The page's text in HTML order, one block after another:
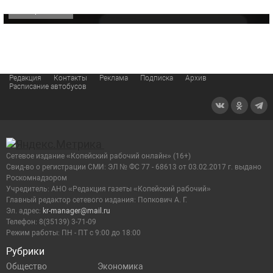
Редакция Контакты Реклама Подписка
Архив
Расписание автобусов
Рубрики
Общество Экономика
Сетевое издание «Копейский рабочий онлайн» (16+)
Cвид-во о регистрации СМИ: ЭЛ № ФС 77 - 68613 от 03.02.2017 г. выдано
Роскомнадзором
Учредитель: АНО «Редакция газеты «Копейский рабочий»
Главный редактор сетевого издания: Попкович А. Г.
Эл. адрес: kr-manager@mail.ru
Телефон: 8(35139) 3-71-09
Режим работы: ПН - ПТ с 9:00 до 18:00